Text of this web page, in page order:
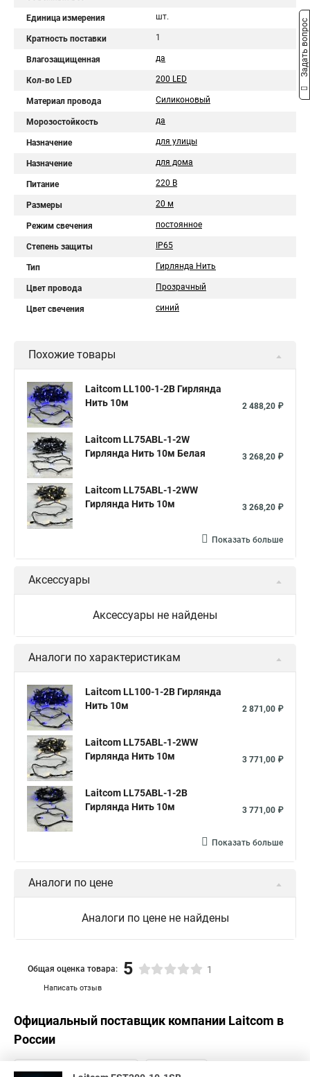
Единица измерения шт.
Кратность поставки 1
Влагозащищенная да
Кол-во LED 200 LED
Материал провода Силиконовый
Морозостойкость да
Назначение для улицы
Назначение для дома
Питание 220 В
Размеры 20 м
Режим свечения постоянное
Степень защиты IP65
Тип Гирлянда Нить
Цвет провода Прозрачный
Цвет свечения синий
Похожие товары
Laitcom LL100-1-2B Гирлянда
Нить 10м
2 488,20 ₽
Laitcom LL75ABL-1-2W
Гирлянда Нить 10м Белая
3 268,20 ₽
Laitcom LL75ABL-1-2WW
Гирлянда Нить 10м
3 268,20 ₽
Показать больше
Аксессуары
Аксессуары не найдены
Аналоги по характеристикам
Laitcom LL100-1-2B Гирлянда
Нить 10м
2 871,00 ₽
Laitcom LL75ABL-1-2WW
Гирлянда Нить 10м
3 771,00 ₽
Laitcom LL75ABL-1-2B
Гирлянда Нить 10м
3 771,00 ₽
Показать больше
Аналоги по цене
Аналоги по цене не найдены
Написать отзыв
Общая оценка товара: 5 1
Официальный поставщик компании Laitcom в
России
Задать вопрос